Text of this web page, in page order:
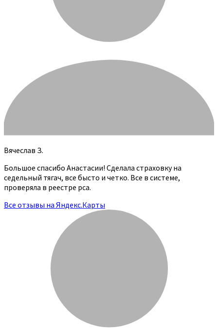
Вячеслав З.
Большое спасибо Анастасии! Сделала страховку на
седельный тягач, все бысто и четко. Все в системе,
проверяла в реестре рса.
Все отзывы на Яндекс.Карты